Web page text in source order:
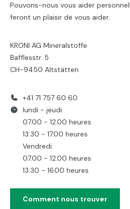
Pouvons-nous vous aider
feront un plaisir de vous aider.
KRONI AG Mineralstoffe
Bafflesstr. 5
CH-9450 Altstätten
+41 71 757 60 60
lundi - jeudi
07.00 - 12.00 heures
13.30 - 17.00 heures
Vendredi
07.00 - 12.00 heures
13.30 - 16.00 heures
Comment nous trouver